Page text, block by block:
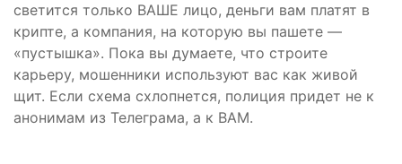
светится только ВАШЕ лицо, деньги вам платят в
крипте, а компания, на которую вы пашете —
«пустышка». Пока вы думаете, что строите
карьеру, мошенники используют вас как живой
щит. Если схема схлопнется, полиция придет не к
анонимам из Телеграма, а к ВАМ.